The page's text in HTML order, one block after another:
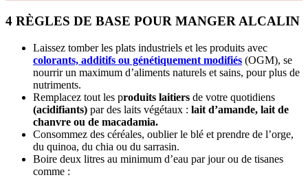
4 RÈGLES DE BASE POUR MANGER ALCALIN
Laissez tomber les plats industriels et les produits avec
colorants, additifs ou génétiquement modifiés (OGM), se
nourrir un maximum d’aliments naturels et sains, pour plus de
nutriments.
Remplacez tout les produits laitiers de votre quotidiens
(acidifiants) par des laits végétaux : lait d’amande, lait de
chanvre ou de macadamia.
Consommez des céréales, oublier le blé et prendre de l’orge,
du quinoa, du chia ou du sarrasin.
Boire deux litres au minimum d’eau par jour ou de tisanes
comme :